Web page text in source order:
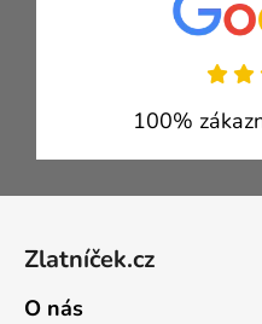
100%
Zlatníček.cz
O nás